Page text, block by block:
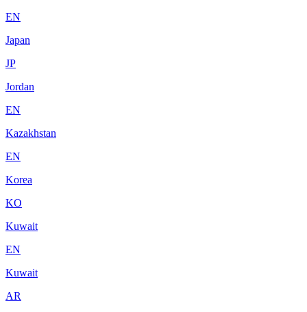
EN
Japan
JP
Jordan
EN
Kazakhstan
EN
Korea
KO
Kuwait
EN
Kuwait
AR